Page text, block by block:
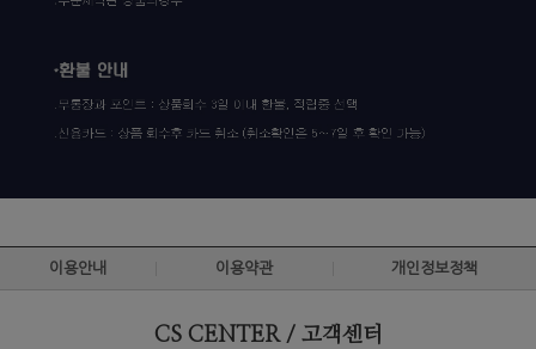
이용안내 이용약관 개인정보정책
CS CENTER / 고객센터